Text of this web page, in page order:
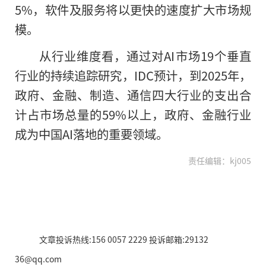
5%，软件及服务将以更快的速度扩大市场规
模。
从行业维度看，通过对AI市场19个垂直
行业的持续追踪研究，IDC预计，到2025年，
政府、金融、制造、通信四大行业的支出合
计占市场总量的59%以上，政府、金融行业
成为中国AI落地的重要领域。
责任编辑：kj005
文章投诉热线:156 0057 2229 投诉邮箱:29132
36@qq.com